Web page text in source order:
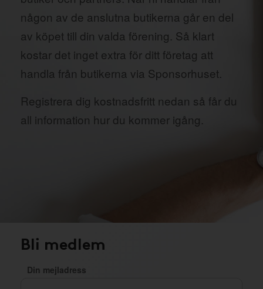
någon av de anslutna butikerna går en del
av köpet till din valda förening. Så klart
kostar det inget extra för ditt företag att
handla från butikerna via Sponsorhuset.
Registrera dig kostnadsfritt nedan så får du
all information hur du kommer igång.
Bli medlem
Din mejladress